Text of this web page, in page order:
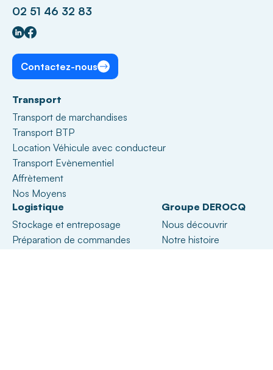
02 51 46 32 83
Contactez-nous
Transport
Transport de marchandises
Transport BTP
Location Véhicule avec conducteur
Transport Evènementiel
Affrètement
Nos Moyens
Logistique
Stockage et entreposage
Préparation de commandes
Groupe DEROCQ
Nous découvrir
Notre histoire